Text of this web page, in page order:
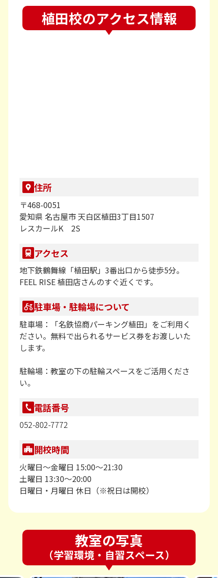
てもらうことができるように【褒める授業】を意識し
ています。
集中して勉強できない 」という方も利用いただけま
す！
プラボ植田校に少しでも興味をお持ちいただけました
植田校のアクセス情報
住所
〒468-0051
愛知県 名古屋市 天白区植田3丁目1507
レスカールK 2S
アクセス
地下鉄鶴舞線「植田駅」3番出口から徒歩5分。
FEEL RISE 植田店さんのすぐ近くです。
駐車場・駐輪場について
駐車場：「名鉄協商パーキング植田」をご利用く
ださい。無料で出られるサービス券をお渡しいた
します。
駐輪場：教室の下の駐輪スペースをご活用くださ
い。
電話番号
052-802-7772
開校時間
火曜日～金曜日 15:00～21:30
土曜日 13:30～20:00
日曜日・月曜日 休日（※祝日は開校）
教室の写真
（学習環境・自習スペース）